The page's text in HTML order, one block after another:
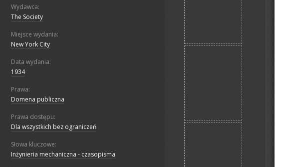
Wydawca:
The Society
Miejsce wydania:
New York City
Data wydania:
1934
Prawa:
Domena publiczna
Prawa dostępu:
Dla wszystkich bez ograniczeń
Słowa kluczowe:
Inżynieria mechaniczna - czasopisma